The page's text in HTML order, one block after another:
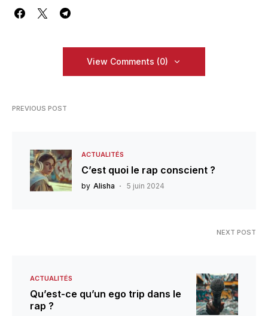
View Comments (0)
PREVIOUS POST
ACTUALITÉS
C’est quoi le rap conscient ?
by Alisha 5 juin 2024
NEXT POST
ACTUALITÉS
Qu’est-ce qu’un ego trip dans le
rap ?